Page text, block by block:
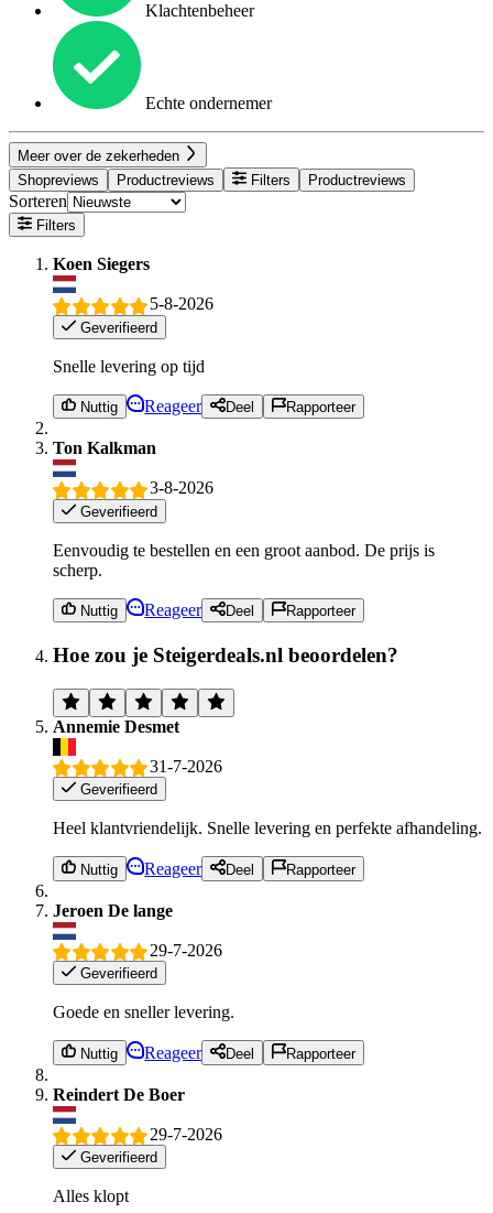
Klachtenbeheer
Echte ondernemer
Meer over de zekerheden
Shopreviews
Productreviews Filters Productreviews
Sorteren
Filters
Koen Siegers
5-8-2026
Geverifieerd
Snelle levering op tijd
Nuttig Reageer Deel Rapporteer
Ton Kalkman
3-8-2026
Geverifieerd
Eenvoudig te bestellen en een groot aanbod. De prijs is
scherp.
Nuttig Reageer Deel Rapporteer
Hoe zou je Steigerdeals.nl beoordelen?
Annemie Desmet
31-7-2026
Geverifieerd
Heel klantvriendelijk. Snelle levering en perfekte afhandeling.
Nuttig Reageer Deel Rapporteer
Jeroen De lange
29-7-2026
Geverifieerd
Goede en sneller levering.
Nuttig Reageer Deel Rapporteer
Reindert De Boer
29-7-2026
Geverifieerd
Alles klopt